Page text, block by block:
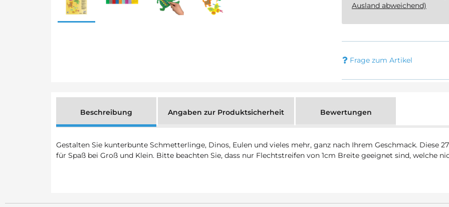
Ausland abweichend)
Frage zum Artikel
Beschreibung Angaben zur Produktsicherheit Bewertungen
Gestalten Sie kunterbunte Schmetterlinge, Dinos, Eulen und vieles mehr, ganz nach Ihrem Geschmack. Diese
für Spaß bei Groß und Klein. Bitte beachten Sie, dass nur Flechtstreifen von 1cm Breite geeignet sind, welche